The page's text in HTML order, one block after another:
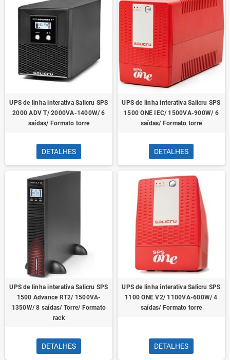
UPS de linha interativa Salicru SPS
2000 ADV T/ 2000VA-1400W/ 6
saídas/ Formato torre
DETALHES
UPS de linha interativa Salicru SPS
1500 ONE IEC/ 1500VA-900W/ 6
saídas/ Formato torre
DETALHES
UPS de linha interativa Salicru SPS
1500 Advance RT2/ 1500VA-
1350W/ 8 saídas/ Torre/ Formato
rack
DETALHES
UPS de linha interativa Salicru SPS
1100 ONE V2/ 1100VA-600W/ 4
saídas/ Formato torre
DETALHES